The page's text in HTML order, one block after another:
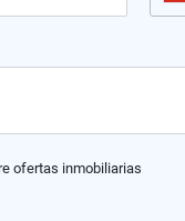
ofertas inmobiliarias